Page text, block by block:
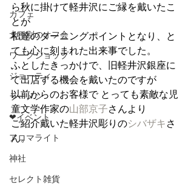
カフェ
犬種別のオフ会
ワークショップ
ジョーティ
ラーメン
❤イベント
アロマライト
神社
セレクト雑貨
ら秋に掛けて軽井沢にご縁を戴いたこ
とが
私達のターニングポイントとなり、と
ても心に刻まれた出来事でした。
ふとしたきっかけで、旧軽井沢銀座に
て出店する機会を戴いたのですが
以前からのお客様で とっても素敵な児
童文学作家の山部京子さんより
ご紹介戴いた軽井沢彫りのシバザキ さ
ん。